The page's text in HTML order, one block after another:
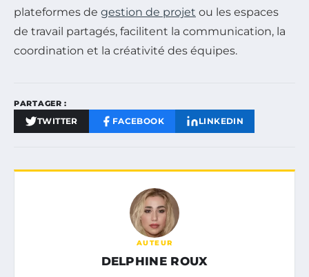
plateformes de gestion de projet ou les espaces
de travail partagés, facilitent la communication, la
coordination et la créativité des équipes.
PARTAGER :
TWITTER FACEBOOK LINKEDIN
AUTEUR
DELPHINE ROUX